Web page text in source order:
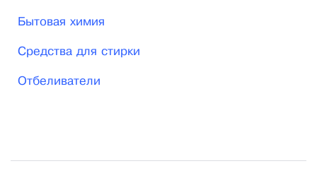
Бытовая химия
Средства для стирки
Отбеливатели